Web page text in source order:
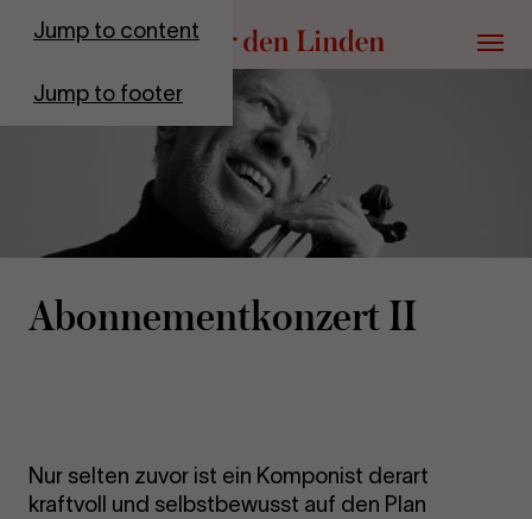
Jump to content
Jump to footer
Go to homepage
Menu
Abon­ne­ment­kon­zert II
Nur selten zuvor ist ein Komponist derart
kraftvoll und selbstbewusst auf den Plan